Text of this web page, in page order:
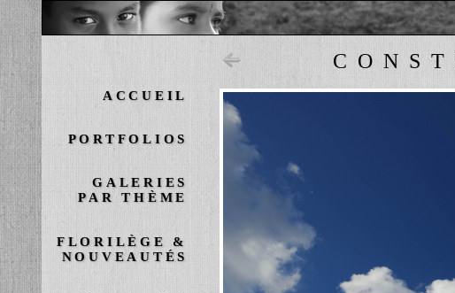
ACCUEIL
PORTFOLIOS
GALERIES
PAR THÈME
FLORILÈGE &
NOUVEAUTÉS